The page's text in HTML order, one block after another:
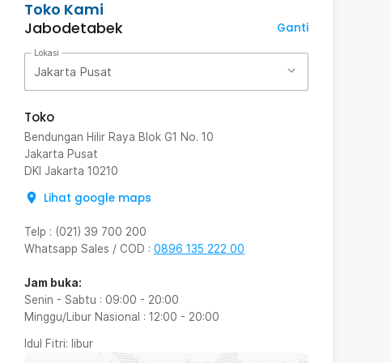
Toko Kami
Jabodetabek
Ganti
Lokasi
Jakarta Pusat
Toko
Bendungan Hilir Raya Blok G1 No. 10
Jakarta Pusat
DKI Jakarta 10210
Lihat google maps
Telp : (021) 39 700 200
Whatsapp Sales / COD : 0896 135 222 00
Jam buka:
Senin - Sabtu : 09:00 - 20:00
Minggu/Libur Nasional : 12:00 - 20:00
Idul Fitri: libur